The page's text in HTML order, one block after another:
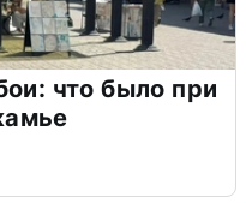
что было при